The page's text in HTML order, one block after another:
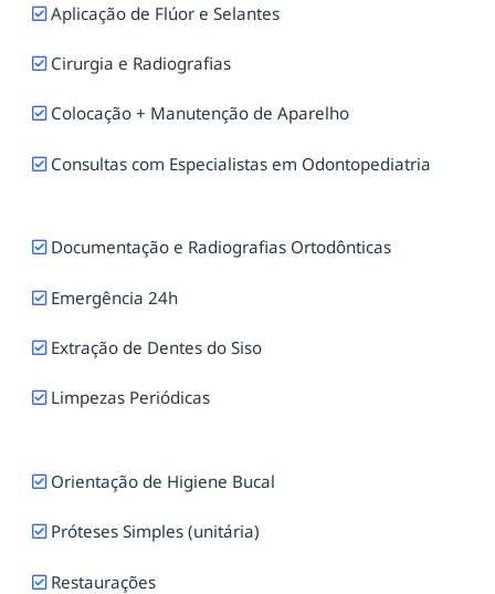
Aplicação de Flúor e Selantes
Cirurgia e Radiografias
Colocação + Manutenção de Aparelho
Consultas com Especialistas em Odontopediatria
Documentação e Radiografias Ortodônticas
Emergência 24h
Extração de Dentes do Siso
Limpezas Periódicas
Orientação de Higiene Bucal
Próteses Simples (unitária)
Restaurações